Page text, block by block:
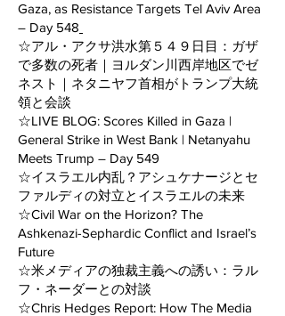
Gaza, as Resistance Targets Tel Aviv Area
– Day 548
☆アル・アクサ洪水第５４９日目：ガザ
で多数の死者｜ヨルダン川西岸地区でゼ
ネスト｜ネタニヤフ首相がトランプ大統
領と会談
☆LIVE BLOG: Scores Killed in Gaza |
General Strike in West Bank | Netanyahu
Meets Trump – Day 549
☆イスラエル内乱？アシュケナージとセ
ファルディの対立とイスラエルの未来
☆Civil War on the Horizon? The
Ashkenazi-Sephardic Conflict and Israel’s
Future
☆米メディアの独裁主義への誘い：ラル
フ・ネーダーとの対談
☆Chris Hedges Report: How The Media